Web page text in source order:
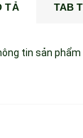
TẢ TAB
tin sản